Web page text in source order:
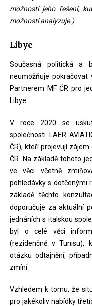
možnosti jeho řešení,
možnosti analyzuje.)
Libye
Současná politická a
neumožňuje pokračovat
Partnerem MF ČR pro
Libye.
V roce 2020 se
společnosti LAER
ČR), kteří projevují
ČR. Na základě tohoto
ve věci včetně
pohledávky s dotčenými
základě těchto
doporučuje za aktuální
jednáních s italskou
byl o celé věci
(rezidenčně v Tunisu),
otázku odtajnění,
zmíní.
Vzhledem k tomu, že
pro jakékoliv nabídky